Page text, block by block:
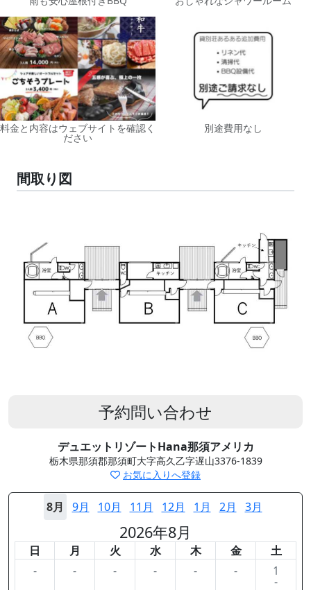
料金と内容はウェブサイトを確認く
ださい
別途費用なし
間取り図
予約問い合わせ
デュエットリゾートHana那須アメリカ
栃木県那須郡那須町大字高久乙字遅山3376-1839
お気に入りへ登録
8月 9月 10月 11月 12月 1月 2月 3月
2026年8月
日 月 火 水 木 金
土
-
- - - - - 1
-